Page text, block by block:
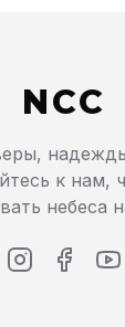
NCC
к нам,
небеса